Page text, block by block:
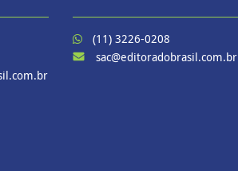
(11) 3226-0208
sac@editoradobrasil.com.br